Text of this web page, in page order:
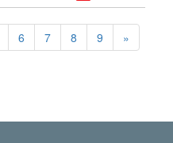
6 7 8 9 »